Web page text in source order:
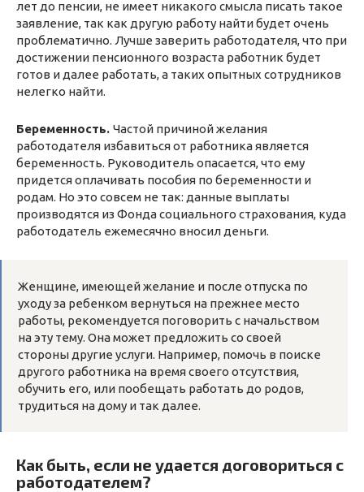
лет до пенсии, не имеет никакого смысла писать такое
заявление, так как другую работу найти будет очень
проблематично. Лучше заверить работодателя, что при
достижении пенсионного возраста работник будет
готов и далее работать, а таких опытных сотрудников
нелегко найти.
Беременность. Частой причиной желания
работодателя избавиться от работника является
беременность. Руководитель опасается, что ему
придется оплачивать пособия по беременности и
родам. Но это совсем не так: данные выплаты
производятся из Фонда социального страхования, куда
работодатель ежемесячно вносил деньги.
Женщине, имеющей желание и после отпуска по
уходу за ребенком вернуться на прежнее место
работы, рекомендуется поговорить с начальством
на эту тему. Она может предложить со своей
стороны другие услуги. Например, помочь в поиске
другого работника на время своего отсутствия,
обучить его, или пообещать работать до родов,
трудиться на дому и так далее.
Как быть, если не удается договориться с
работодателем?